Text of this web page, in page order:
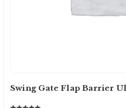
Swing Gate Flap Barrier